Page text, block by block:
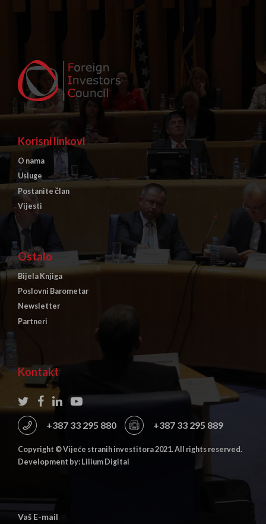
Korisni linkovi
O nama
Usluge
Postanite član
Vijesti
Ostalo
Bijela Knjiga
Poslovni Barometar
Newsletter
Partneri
Kontakt
+387 33 295 880 +387 33 295 889
Copyright © Vijeće stranih investitora 2021. All rights reserved.
Development by: Lilium Digital